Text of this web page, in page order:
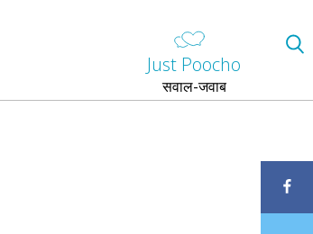
Just Poocho
सवाल-जवाब